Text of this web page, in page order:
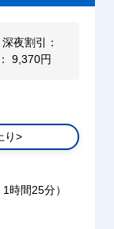
夜割引：
9,370円
り>
時間25分）